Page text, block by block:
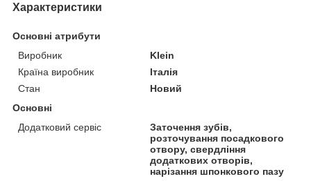
Характеристики
Основні атрибути
Виробник
Klein
Країна виробник
Італія
Стан
Новий
Основні
Додатковий сервіс
Заточення зубів,
розточування посадкового
отвору, свердління
додаткових отворів,
нарізання шпонкового пазу